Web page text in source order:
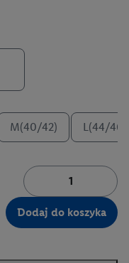
M(40/42) L(44/46)
Dodaj do koszyka